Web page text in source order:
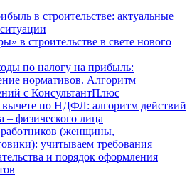
в строительстве: актуальные
в строительстве в свете нового
по налогу на прибыль:
нормативов. Алгоритм
с КонсультантПлюс
вычете по НДФЛ: алгоритм действий
– физического лица
(женщины,
учитываем требования
и порядок оформления